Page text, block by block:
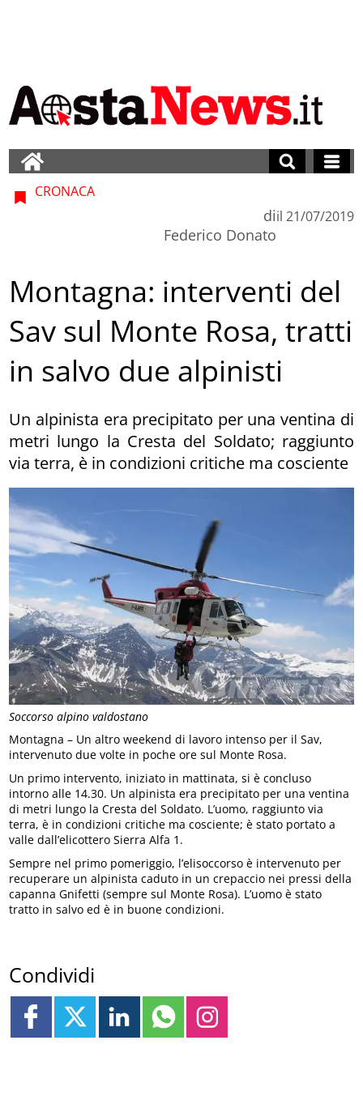
Soccorso alpino valdostano
CRONACA
di
Federico Donato
il 21/07/2019
Montagna: interventi del
Sav sul Monte Rosa, tratti
in salvo due alpinisti
Un alpinista era precipitato per una ventina di
metri lungo la Cresta del Soldato; raggiunto
via terra, è in condizioni critiche ma cosciente
Montagna – Un altro weekend di lavoro intenso per il Sav,
intervenuto due volte in poche ore sul Monte Rosa.
Un primo intervento, iniziato in mattinata, si è concluso
intorno alle 14.30. Un alpinista era precipitato per una ventina
di metri lungo la Cresta del Soldato. L’uomo, raggiunto via
terra, è in condizioni critiche ma cosciente; è stato portato a
valle dall’elicottero Sierra Alfa 1.
Sempre nel primo pomeriggio, l’elisoccorso è intervenuto per
recuperare un alpinista caduto in un crepaccio nei pressi della
capanna Gnifetti (sempre sul Monte Rosa). L’uomo è stato
tratto in salvo ed è in buone condizioni.
Condividi